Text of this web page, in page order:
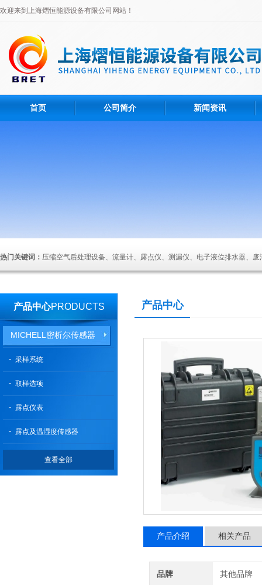
欢迎来到上海熠恒能源设备有限公司网站！
首页 公司简介 新闻资讯
热门关键词： 压缩空气后处理设备、流量计、露点仪、测漏仪、电子液位排水器、
产品中心PRODUCTS
MICHELL密析尔传感器
采样系统
取样选项
露点仪表
露点及温湿度传感器
查看全部
产品中心
产品介绍 相关产品
品牌 其他品牌